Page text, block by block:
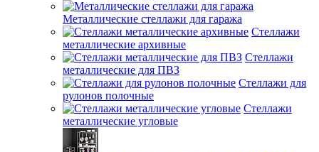
Металлические стеллажи для гаража
Стеллажи
металлические архивные
Стеллажи
металлические для ПВЗ
Стеллажи для
рулонов полочные
Стеллажи
металлические угловые